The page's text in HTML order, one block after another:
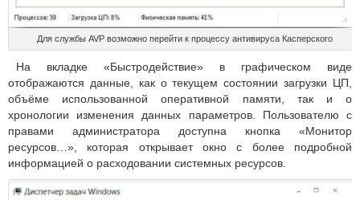
Для службы AVP возможно перейти к процессу антивируса Касперского
На вкладке «Быстродействие» в графическом виде
отображаются данные, как о текущем состоянии загрузки ЦП,
объёме использованной оперативной памяти, так и о
хронологии изменения данных параметров. Пользователю с
правами администратора доступна кнопка «Монитор
ресурсов…», которая открывает окно с более подробной
информацией о расходовании системных ресурсов.